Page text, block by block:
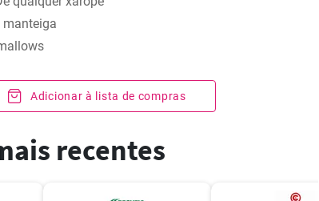
manteiga
Adicionar à lista de compras
recentes